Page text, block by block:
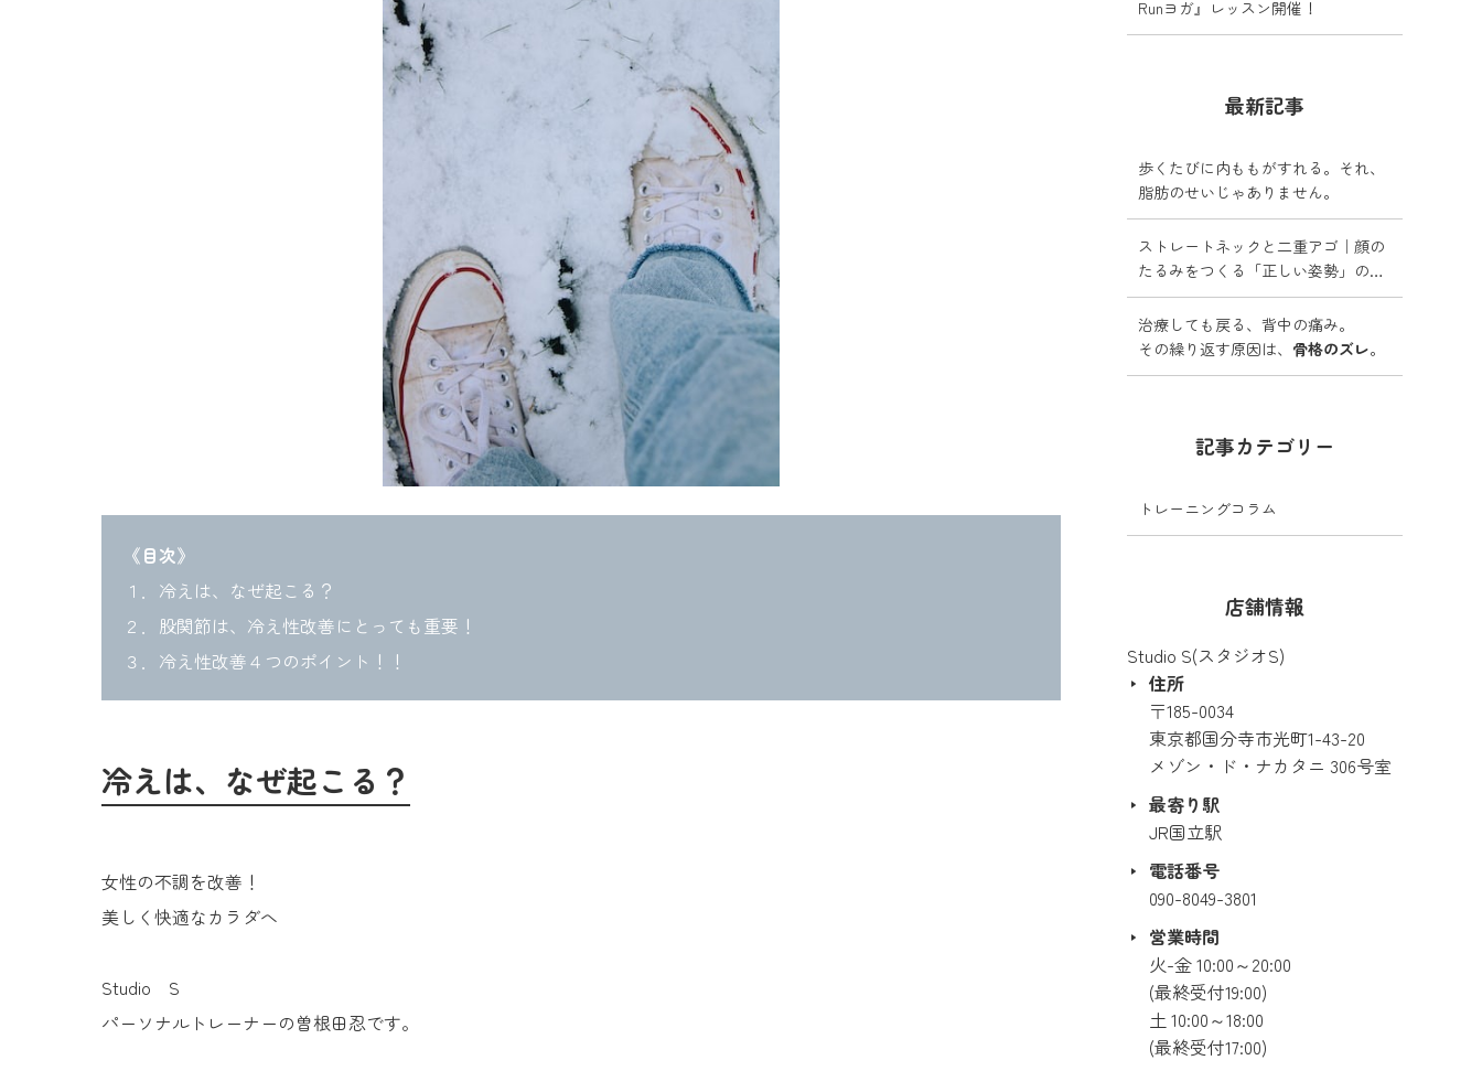
《目次》
１．冷えは、なぜ起こる？
２．股関節は、冷え性改善にとっても重要！
３．冷え性改善４つのポイント！！
冷えは、なぜ起こる？
女性の不調を改善！
美しく快適なカラダへ
Studio S
パーソナルトレーナーの曽根田忍です。
Runヨガ』レッスン開催！
最新記事
歩くたびに内ももがすれる。それ、
脂肪のせいじゃありません。
ストレートネックと二重アゴ｜顔の
たるみをつくる「正しい姿勢」の落
とし穴
治療しても戻る、背中の痛み。
その繰り返す原因は、 骨格のズレ。
記事カテゴリー
トレーニングコラム
店舗情報
Studio S(スタジオS)
住所
〒185-0034
東京都国分寺市光町1-43-20
メゾン・ド・ナカタニ 306号室
最寄り駅
JR国立駅
電話番号
090-8049-3801
営業時間
火-金 10:00～20:00
(最終受付19:00)
土 10:00～18:00
(最終受付17:00)